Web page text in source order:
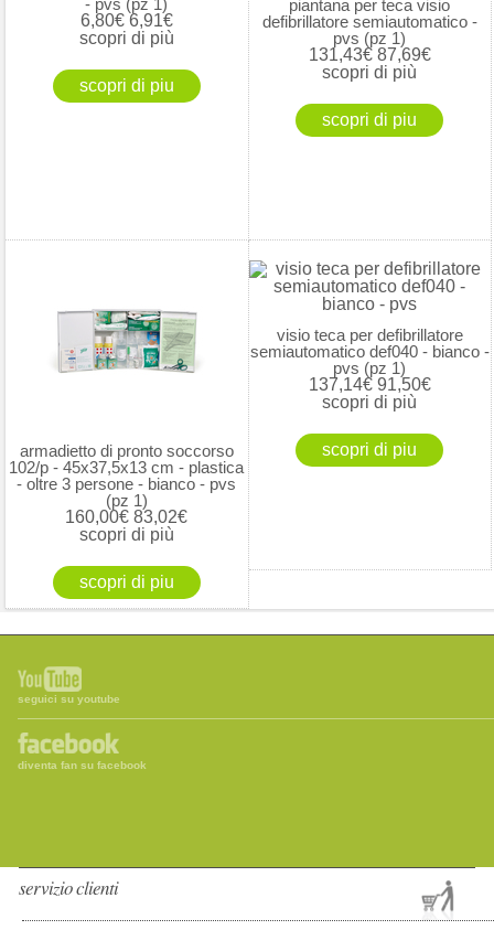
- pvs (pz 1)
6,80€6,91€
scopri di più
piantana per teca visio
defibrillatore semiautomatico -
pvs (pz 1)
131,43€87,69€
scopri di più
armadietto di pronto soccorso
102/p - 45x37,5x13 cm - plastica
- oltre 3 persone - bianco - pvs
(pz 1)
160,00€ 83,02€
scopri di più
visio teca per defibrillatore
semiautomatico def040 - bianco -
pvs (pz 1)
137,14€91,50€
scopri di più
seguici su youtube
diventa fan su facebook
servizio clienti